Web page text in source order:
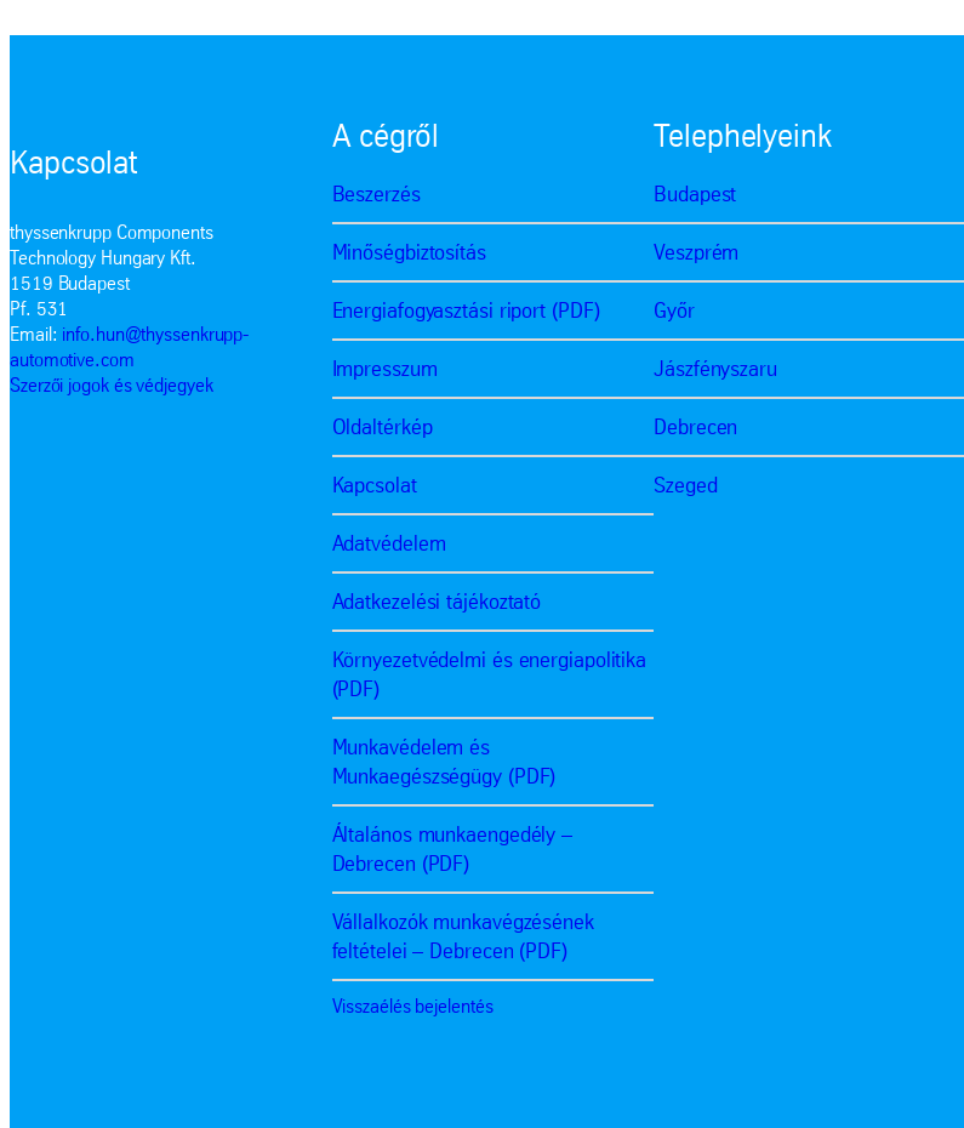
Kapcsolat
thyssenkrupp Components
Technology Hungary Kft.
1519 Budapest
Pf. 531
Email: info.hun@thyssenkrupp-
automotive.com
Szerzői jogok és védjegyek
A cégről
Beszerzés
Minőségbiztosítás
Energiafogyasztási riport (PDF)
Impresszum
Oldaltérkép
Kapcsolat
Adatvédelem
Adatkezelési tájékoztató
Környezetvédelmi és energiapolitika
(PDF)
Munkavédelem és
Munkaegészségügy (PDF)
Általános munkaengedély –
Debrecen (PDF)
Vállalkozók munkavégzésének
feltételei – Debrecen (PDF)
Visszaélés bejelentés
Telephelyeink
Budapest
Veszprém
Győr
Jászfényszaru
Debrecen
Szeged